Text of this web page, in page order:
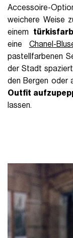
Accessoire-
weichere Weise
einem
eine Chanel-
pastellfarbenen
der Stadt
den Bergen oder
Outfit
lassen.